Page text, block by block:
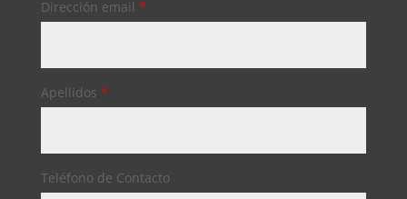
Dirección email *
Apellidos *
Teléfono de Contacto